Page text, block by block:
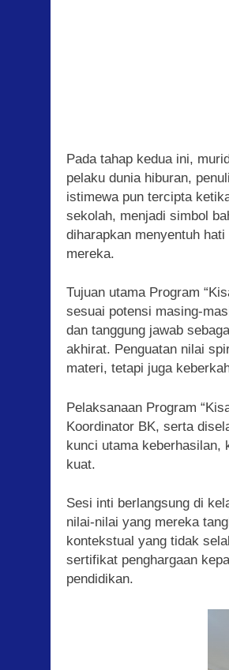
Pada tahap kedua ini,
pelaku dunia hiburan,
istimewa pun tercipta
sekolah, menjadi simbol
diharapkan menyentuh
mereka.
Tujuan utama Program
sesuai potensi masing-
dan tanggung jawab
akhirat. Penguatan nilai
materi, tetapi juga
Pelaksanaan Program
Koordinator BK, serta
kunci utama keberhasilan,
kuat.
Sesi inti berlangsung di
nilai-nilai yang mereka
kontekstual yang tidak
sertifikat penghargaan
pendidikan.